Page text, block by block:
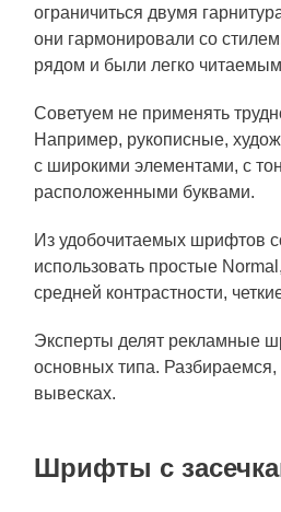
ограничиться двумя
они гармонировали со
рядом и были легко
Советуем не применять
Например, рукописные,
с широкими элементами, с
расположенными буквами.
Из удобочитаемых шрифтов
использовать простые
средней контрастности,
Эксперты делят рекламные
основных типа. Разбираемся,
вывесках.
Шрифты с